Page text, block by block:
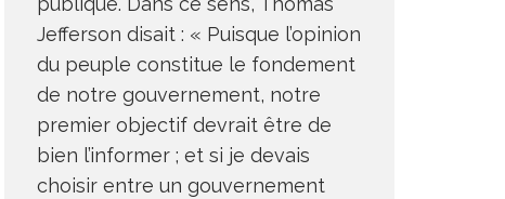
Jefferson disait : « Puisque l’opinion
du peuple constitue le fondement
de notre gouvernement, notre
premier objectif devrait être de
bien l’informer ; et si je devais
choisir entre un gouvernement